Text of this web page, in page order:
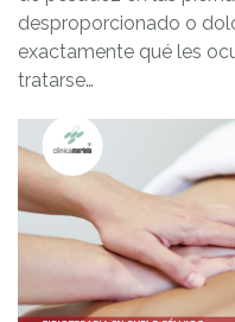
desproporcionado o
exactamente qué les
tratarse…